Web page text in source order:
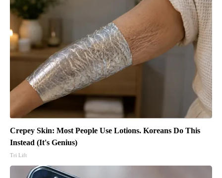
Crepey Skin: Most People Use Lotions. Koreans Do This
Instead (It's Genius)
Tri Lift